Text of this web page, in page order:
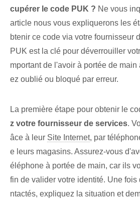
cupérer le code PUK ? Ne vous
article nous vous expliquerons les
btenir ce code via votre fournisseur
PUK est la clé pour déverrouiller
mportant de l'avoir à portée de
ez oublié ou bloqué par erreur.
La première étape pour obtenir le
z votre fournisseur de services.
âce à leur Site Internet, par
e leurs magasins. Assurez-vous
éléphone à portée de main, car ils
fin de valider votre identité. Une
ntactés, expliquez la situation et